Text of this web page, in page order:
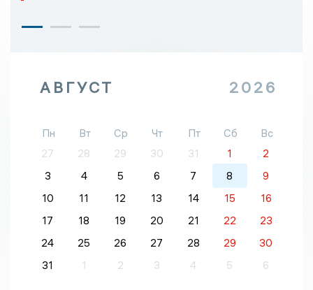
АВГУСТ 2026
Пн Вт Ср Чт Пт Сб
Вс
27
28 29 30 31 1
2
3
4 5 6 7 8
9
10
11 12 13 14 15
16
17
18 19 20 21 22
23
24
25 26 27 28 29
30
31
1 2 3 4 5 6